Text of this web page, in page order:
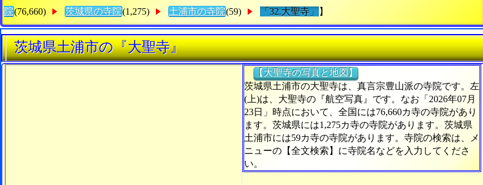
院(76,660) 茨城県の寺院(1,275) 土浦市の寺院(59) 「32.大聖寺」 】
茨城県土浦市の『大聖寺』
【大聖寺の写真と地図】
茨城県土浦市の大聖寺は、真言宗豊山派の寺院です。左
(上)は、大聖寺の『航空写真』です。なお「2026年07月
23日」時点において、全国には76,660カ寺の寺院があり
ます。茨城県には1,275カ寺の寺院があります。茨城県
土浦市には59カ寺の寺院があります。寺院の検索は、メ
ニューの【全文検索】に寺院名などを入力してくださ
い。